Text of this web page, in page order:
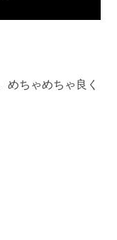
めちゃめちゃ良く